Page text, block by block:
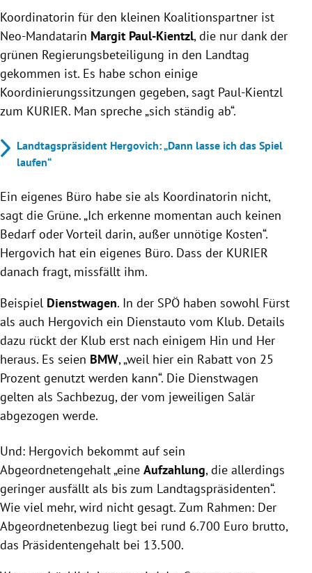
Koordinatorin für den kleinen Koalitionspartner ist
Neo-Mandatarin Margit Paul-Kientzl, die nur dank der
grünen Regierungsbeteiligung in den Landtag
gekommen ist. Es habe schon einige
Koordinierungssitzungen gegeben, sagt Paul-Kientzl
zum KURIER. Man spreche „sich ständig ab“.
Landtagspräsident Hergovich: „Dann lasse ich das Spiel
laufen“
Ein eigenes Büro habe sie als Koordinatorin nicht,
sagt die Grüne. „Ich erkenne momentan auch keinen
Bedarf oder Vorteil darin, außer unnötige Kosten“.
Hergovich hat ein eigenes Büro. Dass der KURIER
danach fragt, missfällt ihm.
Beispiel Dienstwagen. In der SPÖ haben sowohl Fürst
als auch Hergovich ein Dienstauto vom Klub. Details
dazu rückt der Klub erst nach einigem Hin und Her
heraus. Es seien BMW, „weil hier ein Rabatt von 25
Prozent genutzt werden kann“. Die Dienstwagen
gelten als Sachbezug, der vom jeweiligen Salär
abgezogen werde.
Und: Hergovich bekommt auf sein
Abgeordnetengehalt „eine Aufzahlung, die allerdings
geringer ausfällt als bis zum Landtagspräsidenten“.
Wie viel mehr, wird nicht gesagt. Zum Rahmen: Der
Abgeordnetenbezug liegt bei rund 6.700 Euro brutto,
das Präsidentengehalt bei 13.500.